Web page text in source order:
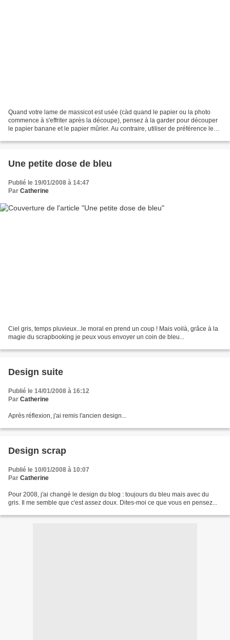
Quand votre lame de massicot est usée (càd quand le papier ou la photo
commence à s'effriter après la découpe), pensez à la garder pour découper
le papier banane et le papier mûrier. Au contraire, utiliser de préférence le
Une petite dose de bleu
Publié le 19/01/2008 à 14:47
Par Catherine
Ciel gris, temps pluvieux...le moral en prend un coup ! Mais voilà, grâce à la
magie du scrapbooking je peux vous envoyer un coin de bleu...
Design suite
Publié le 14/01/2008 à 16:12
Par Catherine
Après réflexion, j'ai remis l'ancien design...
Design scrap
Publié le 10/01/2008 à 10:07
Par Catherine
Pour 2008, j'ai changé le design du blog : toujours du bleu mais avec du
gris. Il me semble que c'est assez doux. Dites-moi ce que vous en pensez...